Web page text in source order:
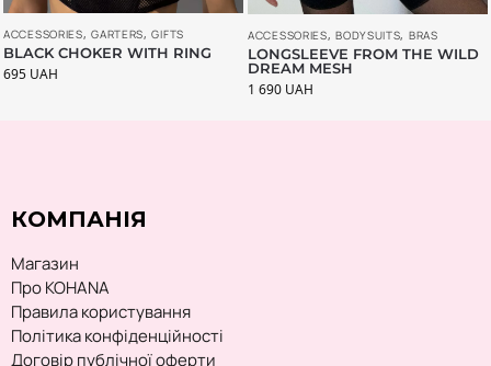
ACCESSORIES,GARTERS,GIFTS
BLACK CHOKER WITH RING
695 UAH
ACCESSORIES,BODYSUITS, BRAS
LONGSLEEVE FROM THE WILD
DREAM MESH
1 690 UAH
КОМПАНІЯ
Магазин
Про KOHANA
Правила користування
Політика конфіденційності
Договір публічної оферти